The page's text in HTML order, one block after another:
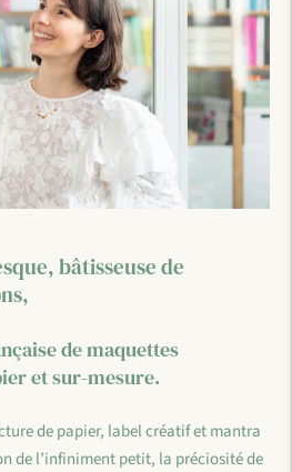
bâtisseuse de
de maquettes
et sur-mesure.
de papier, label créatif et mantra
de l’infiniment petit, la préciosité de